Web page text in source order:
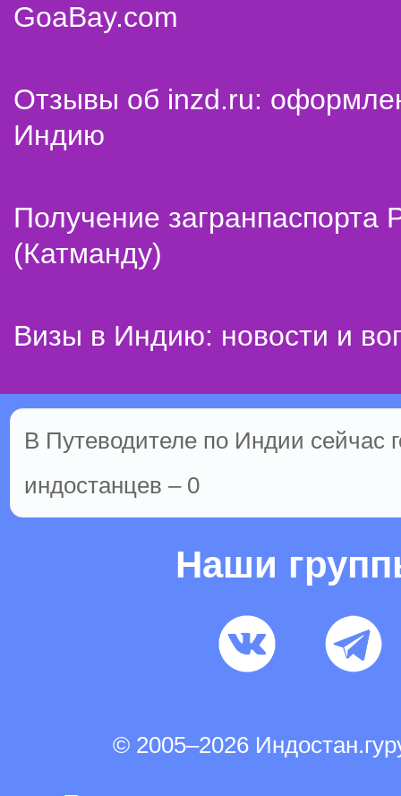
GoaBay.com
Отзывы об inzd.ru:
Индию
Получение
(Катманду)
Визы в Индию: новости и
В Путеводителе по Индии сейчас
индостанцев – 0
Наши
© 2005–2026